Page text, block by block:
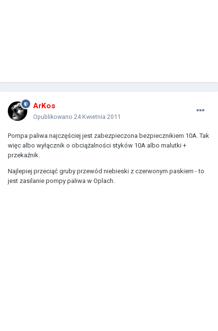
ArKos
Opublikowano 24 Kwietnia 2011
Pompa paliwa najczęściej jest zabezpieczona bezpiecznikiem 10A. Tak
więc albo wyłącznik o obciążalności styków 10A albo malutki +
przekaźnik.
Najlepiej przeciąć gruby przewód niebieski z czerwonym paskiem - to
jest zasilanie pompy paliwa w Oplach.